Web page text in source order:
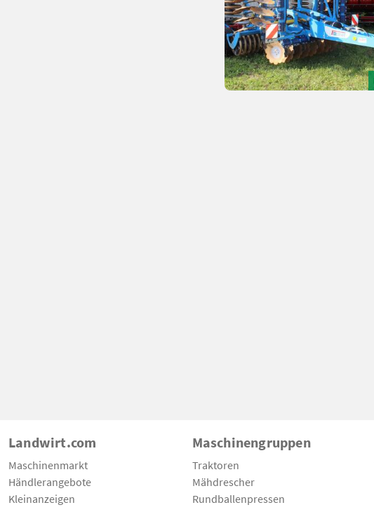
Landwirt.com
Maschinenmarkt
Händlerangebote
Kleinanzeigen
Maschinengruppen
Traktoren
Mähdrescher
Rundballenpressen